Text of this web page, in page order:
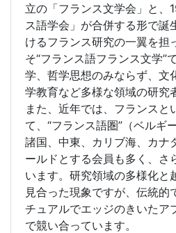
立の「フランス文学会」と、
ス語学会」が合併する形で誕
けるフランス研究の一翼を担
そ“フランス語フランス文学”
学、哲学思想のみならず、文
学教育など多様な領域の研究
また、近年では、フランスと
て、“フランス語圏”（ベルギ
諸国、中東、カリブ海、カナ
ールドとする会員も多く、さ
います。研究領域の多様化と
見合った現象ですが、伝統的
チュアルでエッジのきいたア
で競い合っています。